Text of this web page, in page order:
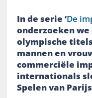
In de serie ‘De
onderzoeken we
olympische
mannen en
commerciële
internationals
Spelen van